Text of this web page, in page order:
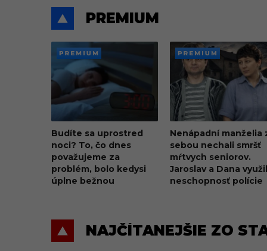
PREMIUM
PREMI
UM
Budíte sa uprostred
noci? To, čo dnes
považujeme za
problém, bolo kedysi
úplne bežnou
PREMI
UM
Nenápadní manželia
sebou nechali smršť
mŕtvych seniorov.
Jaroslav a Dana
neschopnosť polície
NAJČÍTANEJŠIE ZO